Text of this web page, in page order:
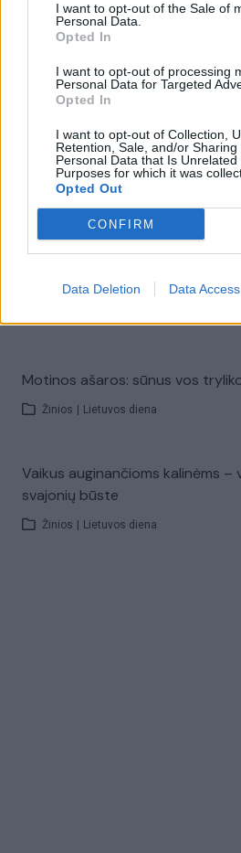
I want to opt-out of the Sale of
Personal Data.
Opted In
I want to opt-out of processing
Personal Data for Targeted
Opted In
I want to opt-out of Collection,
Retention, Sale, and/or Sharing
Personal Data that Is Unrelated
Purposes for which it was
Opted Out
CONFIRM
Data Deletion Data Access
pataisos namuose
Žinios | Lietuvos diena
Dovana Alytaus kaliniams –
Gariūnuose
Motinos ašaros: sūnus vos
Žinios Lietuvos diena
Vaikus auginančioms kalinėms –
svajonių būste
Žinios Lietuvos diena